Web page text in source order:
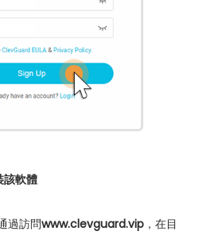
該軟體
過訪問www.clevguard.vip ，在目